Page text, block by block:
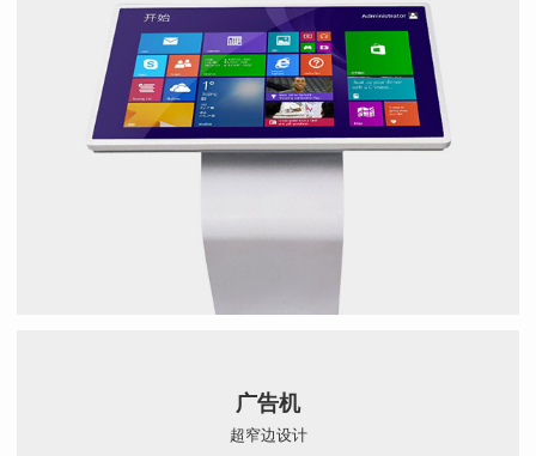
广告机
超窄边设计